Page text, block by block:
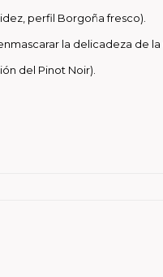
perfil Borgoña fresco).
la delicadeza de la
del Pinot Noir).